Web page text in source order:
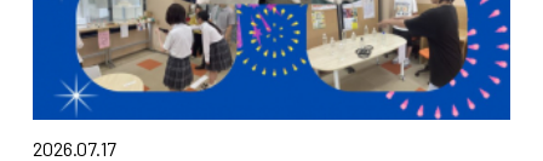
2026.07.17